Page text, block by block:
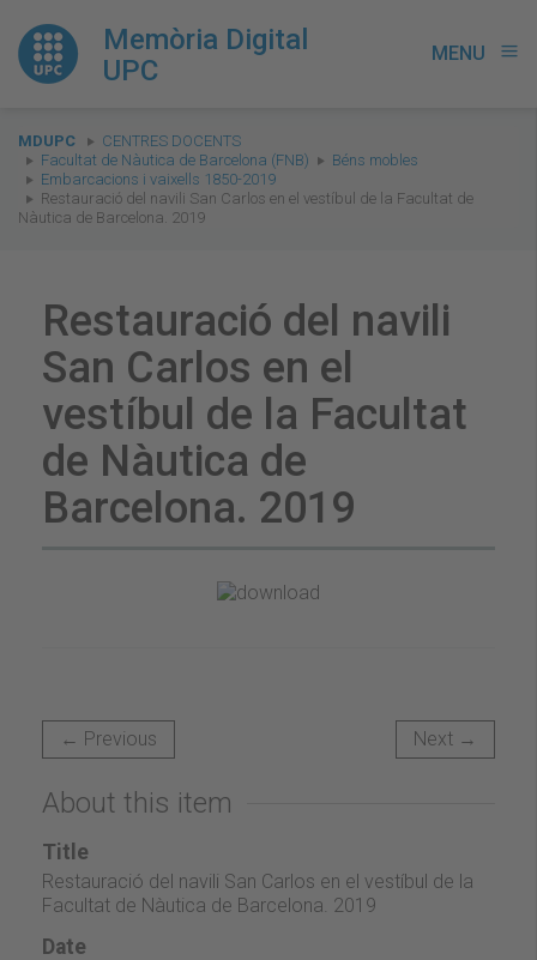
Memòria Digital
UPC
MENU menu
You
are
here:
MDUPC
CENTRES DOCENTS
Facultat de Nàutica de Barcelona (FNB)
Béns mobles
Embarcacions i vaixells 1850-2019
Restauració del navili San Carlos en el vestíbul de la Facultat de
Nàutica de Barcelona. 2019
Restauració del navili
San Carlos en el
vestíbul de la Facultat
de Nàutica de
Barcelona. 2019
← Previous Next →
About this item
Title
Restauració del navili San Carlos en el vestíbul de la
Facultat de Nàutica de Barcelona. 2019
Date